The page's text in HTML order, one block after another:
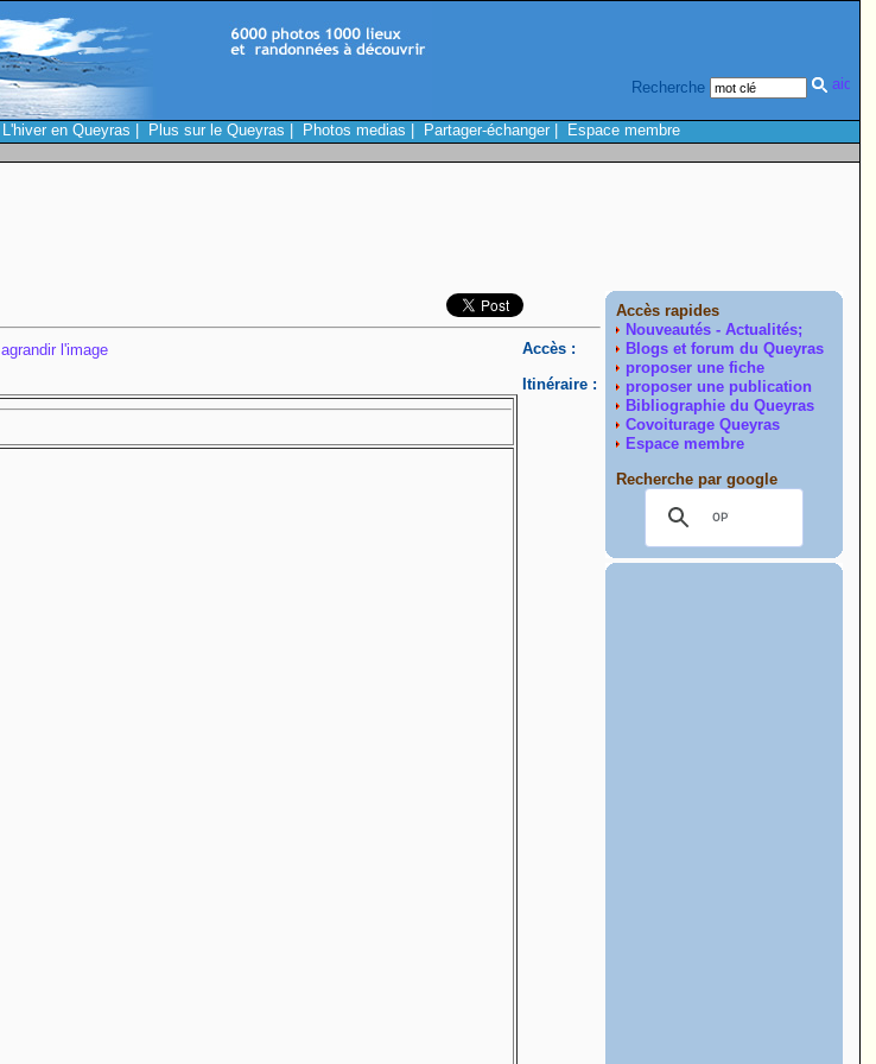
Recherche
L'hiver en Queyras Plus sur le Queyras Photos medias Partager-échanger|
Espace membre
agrandir l'image
Accès :
Itinéraire :
Accès rapides
Nouveautés - Actualités;
Blogs et forum du Queyras
proposer une fiche
proposer une publication
Bibliographie du Queyras
Covoiturage Queyras
Espace membre
Recherche par google